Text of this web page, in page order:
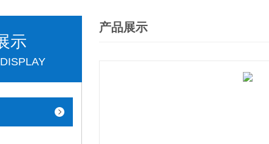
示
产品展示